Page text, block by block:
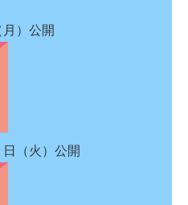
月）公開
日（火）公開